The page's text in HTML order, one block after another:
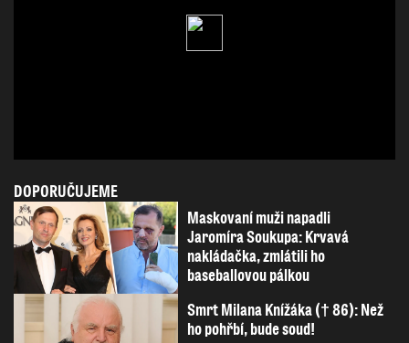
DOPORUČUJEME
Maskovaní muži napadli
Jaromíra Soukupa: Krvavá
nakládačka, zmlátili ho
baseballovou pálkou
Smrt Milana Knížáka († 86): Než
ho pohřbí, bude soud!